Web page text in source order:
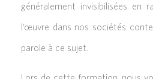
généralement invisibilisées en
l’œuvre dans nos sociétés
parole à ce sujet.